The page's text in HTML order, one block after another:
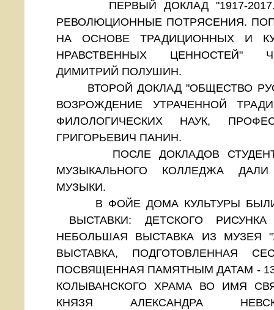
ПЕРВЫЙ ДОКЛАД "1917-2017.
РЕВОЛЮЦИОННЫЕ ПОТРЯСЕНИЯ.
НА ОСНОВЕ ТРАДИЦИОННЫХ И
НРАВСТВЕННЫХ ЦЕННОСТЕЙ"
ДИМИТРИЙ ПОЛУШИН.
ВТОРОЙ ДОКЛАД "ОБЩЕСТВО
ВОЗРОЖДЕНИЕ УТРАЧЕННОЙ
ФИЛОЛОГИЧЕСКИХ НАУК,
ГРИГОРЬЕВИЧ ПАНИН.
ПОСЛЕ ДОКЛАДОВ СТУДЕНТЫ
МУЗЫКАЛЬНОГО КОЛЛЕДЖА
МУЗЫКИ.
В ФОЙЕ ДОМА КУЛЬТУРЫ БЫЛИ
ВЫСТАВКИ: ДЕТСКОГО
НЕБОЛЬШАЯ ВЫСТАВКА ИЗ МУЗЕЯ
ВЫСТАВКА, ПОДГОТОВЛЕННАЯ
ПОСВЯЩЕННАЯ ПАМЯТНЫМ ДАТАМ -
КОЛЫВАНСКОГО ХРАМА ВО ИМЯ
КНЯЗЯ АЛЕКСАНДРА